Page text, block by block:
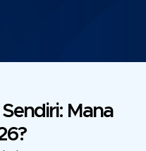
Mana